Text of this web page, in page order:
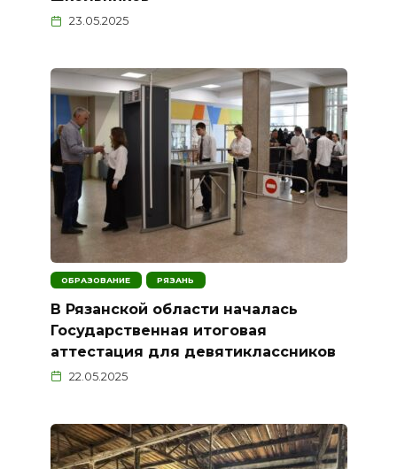
23.05.2025
ОБРАЗОВАНИЕ РЯЗАНЬ
В Рязанской области началась
Государственная итоговая
аттестация для девятиклассников
22.05.2025